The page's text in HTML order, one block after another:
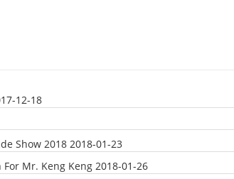
12-18
Show 2018 2018-01-23
Mr. Keng Keng 2018-01-26